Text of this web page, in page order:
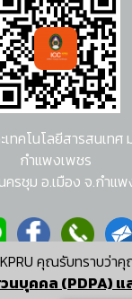
คุณรับทราบว่า
นบุคคล (PDPA) แ
ทคโนโลยีสารสนเทศ
กำแพงเพชร
ครชุม อ.เมือง จ.กำแ
าระบบ อนุชา พวงผ